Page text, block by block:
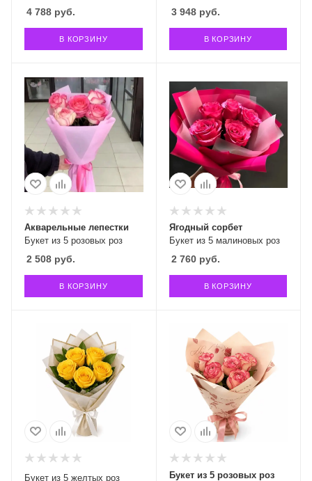
4 788 руб.
В КОРЗИНУ
3 948руб.
В КОРЗИНУ
Букет из 5 розовых роз
Акварельные лепестки
2 508 руб.
В КОРЗИНУ
Букет из 5 малиновых роз
Ягодный сорбет
2 760руб.
В КОРЗИНУ
Букет из 5 желтых роз Букет из 5 розовых роз